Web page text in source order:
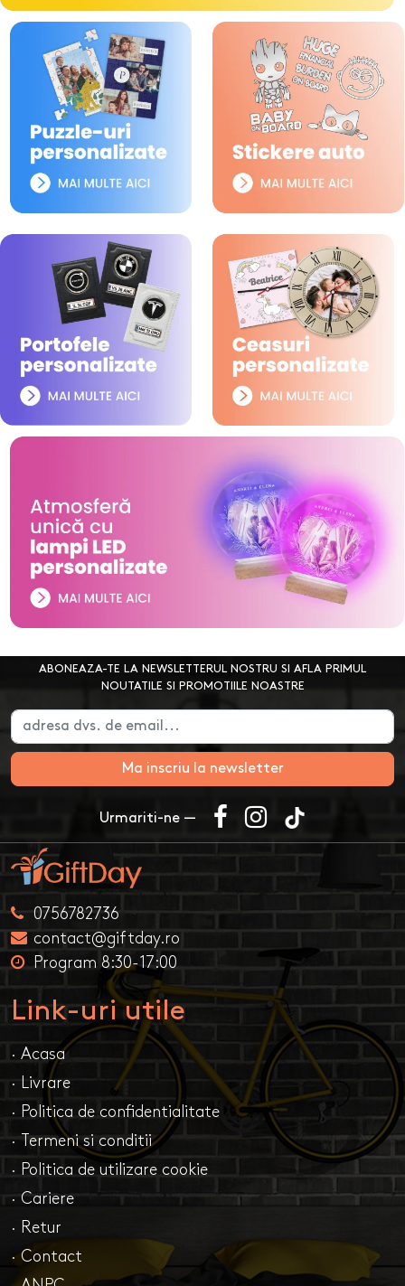
ABONEAZA-TE LA NEWSLETTERUL NOSTRU SI AFLA PRIMUL
NOUTATILE SI PROMOTIILE NOASTRE
Ma inscriu la newsletter
Urmariti-ne —
0756782736
contact@giftday.ro
Program 8:30-17:00
Link-uri utile
· Acasa
· Livrare
· Politica de confidentialitate
· Termeni si conditii
· Politica de utilizare cookie
· Cariere
· Retur
· Contact